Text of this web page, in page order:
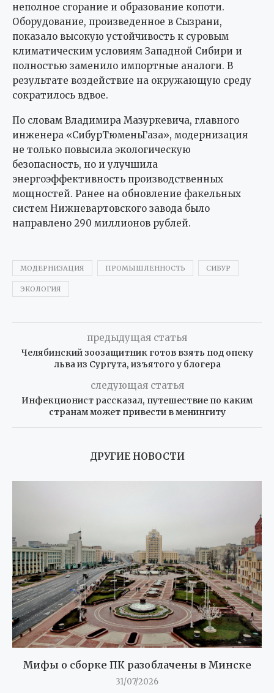
неполное сгорание и образование копоти.
Оборудование, произведенное в Сызрани,
показало высокую устойчивость к суровым
климатическим условиям Западной Сибири и
полностью заменило импортные аналоги. В
результате воздействие на окружающую среду
сократилось вдвое.
По словам Владимира Мазуркевича, главного
инженера «СибурТюменьГаза», модернизация
не только повысила экологическую
безопасность, но и улучшила
энергоэффективность производственных
мощностей. Ранее на обновление факельных
систем Нижневартовского завода было
направлено 290 миллионов рублей.
МОДЕРНИЗАЦИЯ ПРОМЫШЛЕННОСТЬ СИБУР
ЭКОЛОГИЯ
предыдущая статья
Челябинский зоозащитник готов взять под опеку
льва из Сургута, изъятого у блогера
следующая статья
Инфекционист рассказал, путешествие по каким
странам может привести в менингиту
ДРУГИЕ НОВОСТИ
Мифы о сборке ПК разоблачены в Минске
31/07/2026